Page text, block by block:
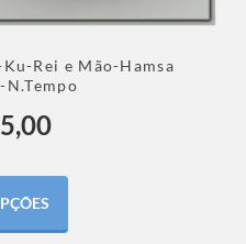
Rei e Mão-Hamsa